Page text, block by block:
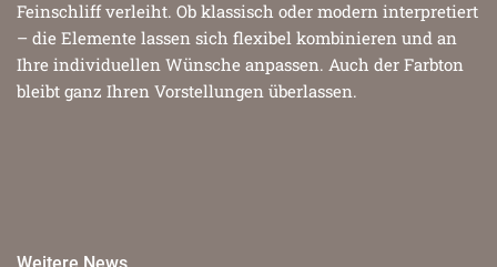
Feinschliff verleiht. Ob klassisch oder modern interpretiert
– die Elemente lassen sich flexibel kombinieren und an
Ihre individuellen Wünsche anpassen. Auch der Farbton
bleibt ganz Ihren Vorstellungen überlassen.